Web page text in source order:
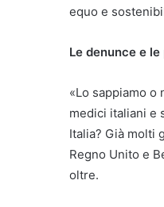
equo e
Le denunce e
«Lo sappiamo o
medici italiani e
Italia? Già molti
Regno Unito e
oltre.